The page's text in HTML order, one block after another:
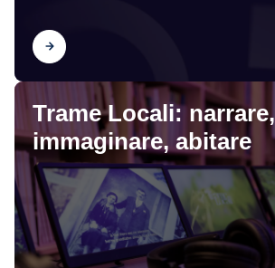
Scopri
Trame Locali: narrare,
immaginare, abitare